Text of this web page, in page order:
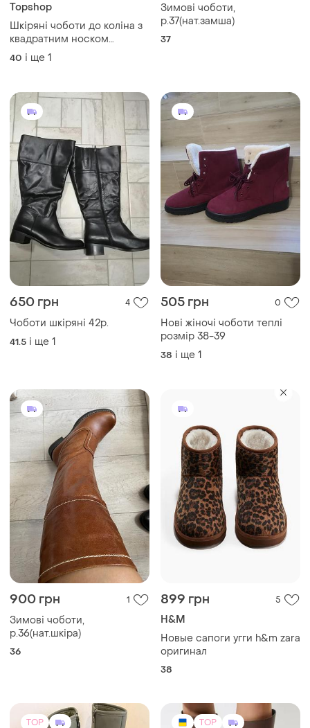
Topshop
Шкіряні чоботи до коліна з
квадратним носком
topshop
40 і ще 1
Зимові чоботи,
р.37(нат.замша)
37
650 грн 4
Чоботи шкіряні 42р.
41.5 і ще 1
505 грн 0
Нові жіночі чоботи теплі
розмір 38-39
38 і ще 1
900 грн 1
Зимові чоботи,
р.36(нат.шкіра)
36
899 грн 5
H&M
Новые сапоги угги h&m zara
оригинал
38
TOP TOP